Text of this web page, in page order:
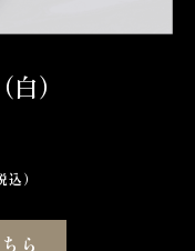
）
込）
ら